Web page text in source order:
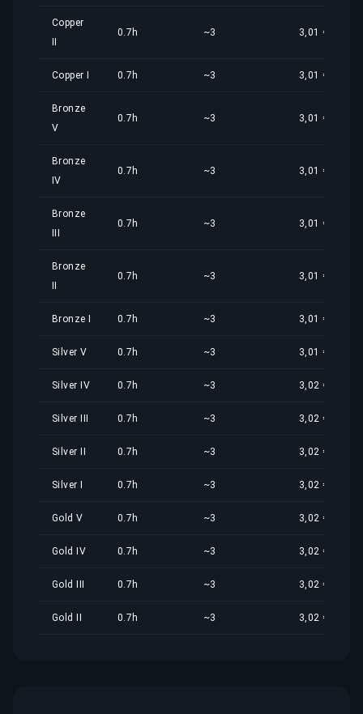
Copper
0.7h ~3 3,01 €
Copper I 0.7h ~3 3,01 €
Bronze
V
0.7h ~3 3,01 €
Bronze
IV
0.7h ~3 3,01 €
Bronze
0.7h ~3 3,01 €
Bronze
0.7h ~3 3,01 €
Bronze I 0.7h ~3 3,01 €
Silver V 0.7h ~3 3,01 €
Silver IV 0.7h ~3 3,02 €
Silver III 0.7h ~3 3,02 €
Silver II 0.7h ~3 3,02 €
Silver I 0.7h ~3 3,02 €
Gold V 0.7h ~3 3,02 €
Gold IV 0.7h ~3 3,02 €
Gold III 0.7h ~3 3,02 €
Gold II 0.7h ~3 3,02 €